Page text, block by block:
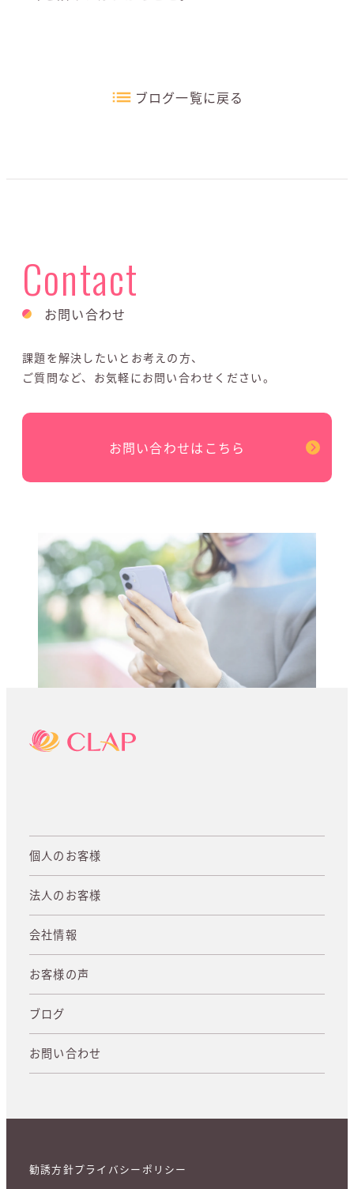
ブログ一覧に戻る
Contact
お問い合わせ
課題を解決したいとお考えの方、
ご質問など、お気軽にお問い合わせください。
お問い合わせはこちら
個人のお客様
法人のお客様
会社情報
お客様の声
ブログ
お問い合わせ
勧誘方針プライバシーポリシー